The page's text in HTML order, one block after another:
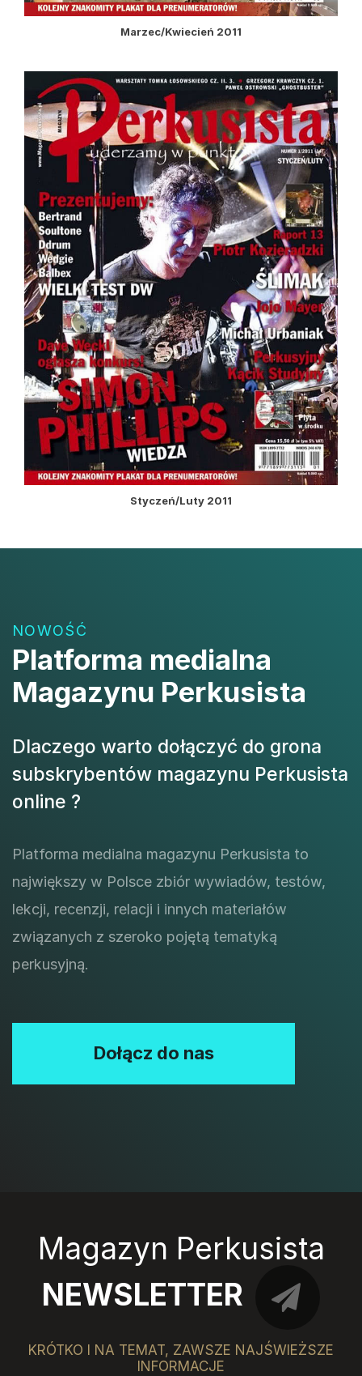
Marzec/Kwiecień 2011
Styczeń/Luty 2011
NOWOŚĆ
Platforma medialna
Magazynu Perkusista
Dlaczego warto dołączyć do grona
subskrybentów magazynu Perkusista
online ?
Platforma medialna magazynu Perkusista to
największy w Polsce zbiór wywiadów, testów,
lekcji, recenzji, relacji i innych materiałów
związanych z szeroko pojętą tematyką
perkusyjną.
Dołącz do nas
Magazyn Perkusista
NEWSLETTER
KRÓTKO I NA TEMAT, ZAWSZE NAJŚWIEŻSZE
INFORMACJE